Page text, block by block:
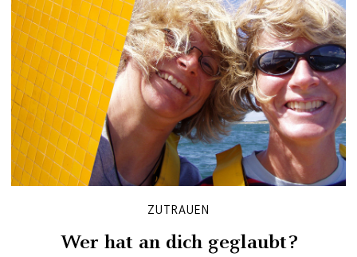
ZUTRAUEN
Wer hat an dich geglaubt?